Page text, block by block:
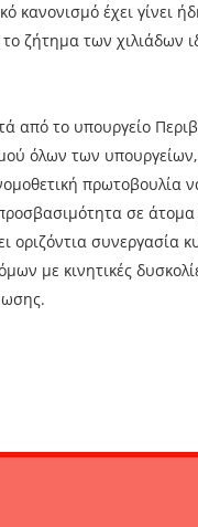
κανονισμό έχει
ζήτημα των χιλιάδων
το υπουργείο
όλων των
πρωτοβουλία
σε άτομα
οριζόντια συνεργασία
με κινητικές